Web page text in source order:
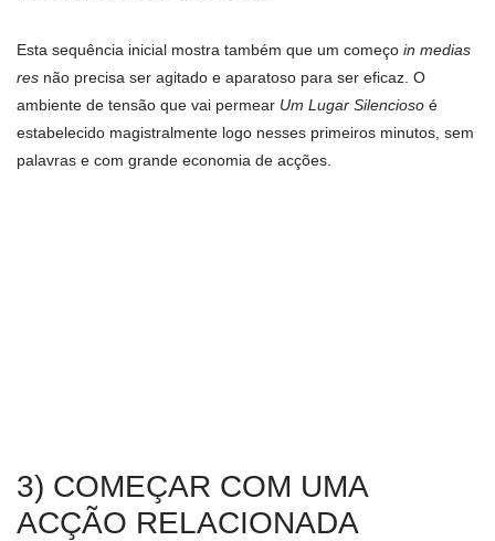
Esta sequência inicial mostra também que um começo in medias
res não precisa ser agitado e aparatoso para ser eficaz. O
ambiente de tensão que vai permear Um Lugar Silencioso é
estabelecido magistralmente logo nesses primeiros minutos, sem
palavras e com grande economia de acções.
3) COMEÇAR COM UMA
ACÇÃO RELACIONADA